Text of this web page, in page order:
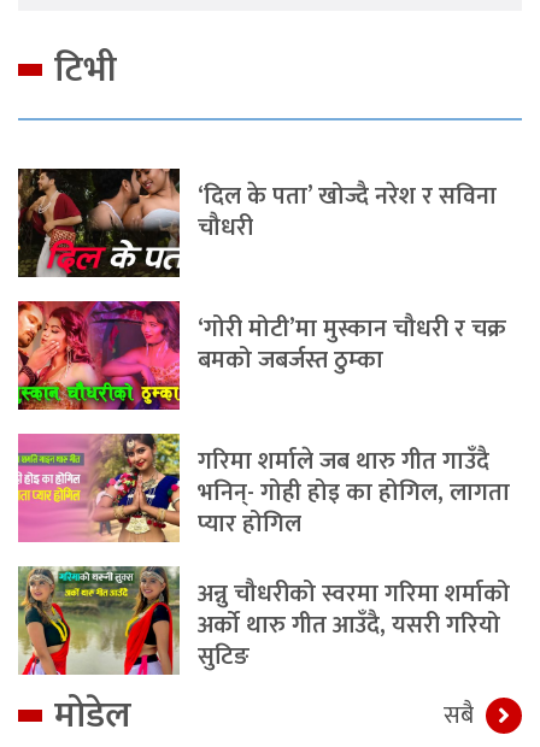
टिभी
‘दिल के पता’ खोज्दै नरेश र सविना
चौधरी
‘गोरी मोटी’मा मुस्कान चौधरी र चक्र
बमको जबर्जस्त ठुम्का
गरिमा शर्माले जब थारु गीत गाउँदै
भनिन्- गोही होइ का होगिल, लागता
प्यार होगिल
अन्नु चौधरीको स्वरमा गरिमा शर्माको
अर्को थारु गीत आउँदै, यसरी गरियो
सुटिङ
मोडेल सबै